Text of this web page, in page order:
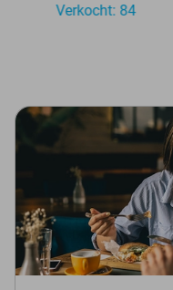
Verkocht: 84